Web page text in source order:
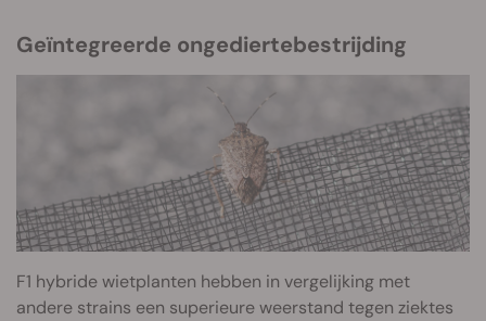
Geïntegreerde ongediertebestrijding
F1 hybride wietplanten hebben in vergelijking met
andere strains een superieure weerstand tegen ziektes